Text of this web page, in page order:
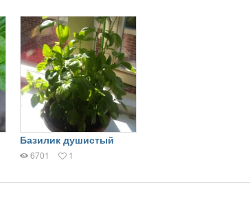
Базилик душистый
6701 1